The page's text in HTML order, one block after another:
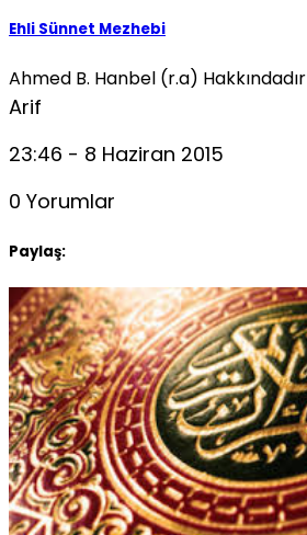
Ehli Sünnet Mezhebi
Ahmed B. Hanbel (r.a) Hakkındadır
Arif
23:46 - 8 Haziran 2015
0 Yorumlar
Paylaş: